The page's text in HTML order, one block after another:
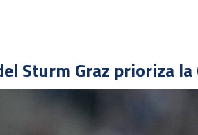
Sturm Graz prioriza